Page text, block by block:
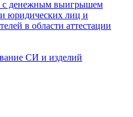
с денежным выигрышем
юридических лиц и
в области аттестации
СИ и изделий